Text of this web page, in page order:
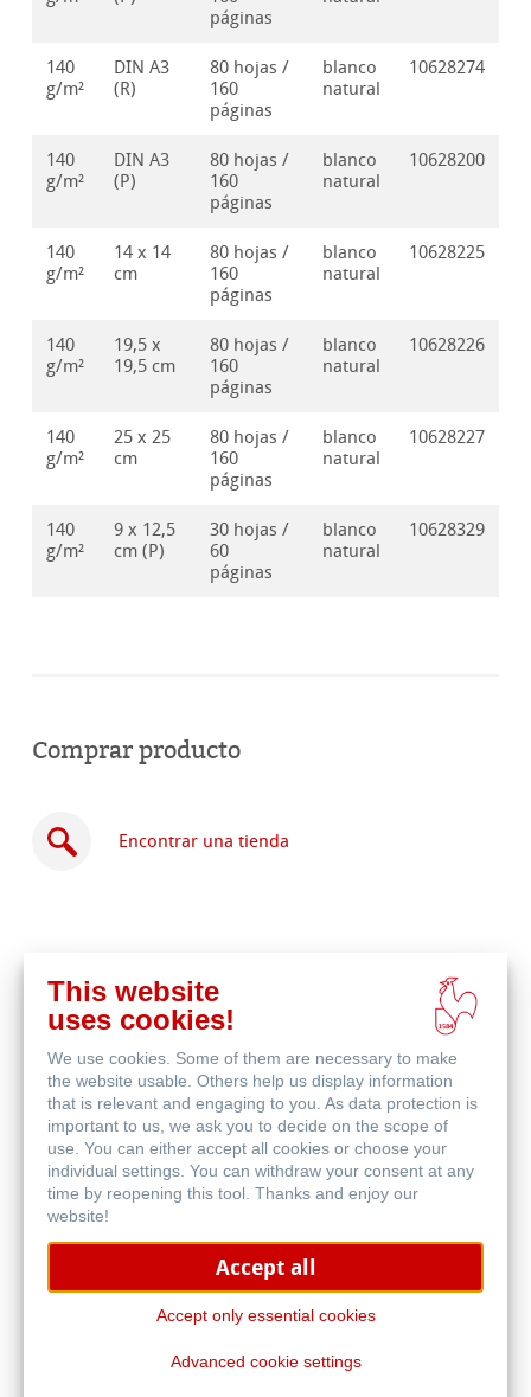
páginas
140
g/m²
DIN A3
(R)
80 hojas /
160
páginas
blanco
natural
10628274
140
g/m²
DIN A3
(P)
80 hojas /
160
páginas
blanco
natural
10628200
140
g/m²
14 x 14
cm
80 hojas /
160
páginas
blanco
natural
10628225
140
g/m²
19,5 x
19,5 cm
80 hojas /
160
páginas
blanco
natural
10628226
140
g/m²
25 x 25
cm
80 hojas /
160
páginas
blanco
natural
10628227
140
g/m²
9 x 12,5
cm (P)
30 hojas /
60
páginas
blanco
natural
10628329
Comprar producto
Encontrar una tienda
Comprar
en
línea
This website
uses cookies!
We use cookies. Some of them are necessary to make
the website usable. Others help us display information
that is relevant and engaging to you. As data protection is
important to us, we ask you to decide on the scope of
use. You can either accept all cookies or choose your
individual settings. You can withdraw your consent at any
time by reopening this tool. Thanks and enjoy our
website!
Accept all
Accept only essential cookies
Advanced cookie settings